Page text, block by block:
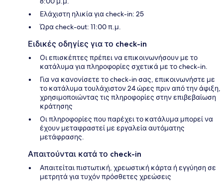
Ελάχιστη ηλικία για check-in: 25
Ώρα check-out: 11:00 π.μ.
Ειδικές οδηγίες για το check-in
Οι επισκέπτες πρέπει να επικοινωνήσουν με το
κατάλυμα για πληροφορίες σχετικά με το check-in.
Για να κανονίσετε το check-in σας, επικοινωνήστε με
το κατάλυμα τουλάχιστον 24 ώρες πριν από την άφιξη,
χρησιμοποιώντας τις πληροφορίες στην επιβεβαίωση
κράτησης
Οι πληροφορίες που παρέχει το κατάλυμα μπορεί να
έχουν μεταφραστεί με εργαλεία αυτόματης
μετάφρασης.
Απαιτούνται κατά το check-in
Απαιτείται πιστωτική, χρεωστική κάρτα ή εγγύηση σε
μετρητά για τυχόν πρόσθετες χρεώσεις